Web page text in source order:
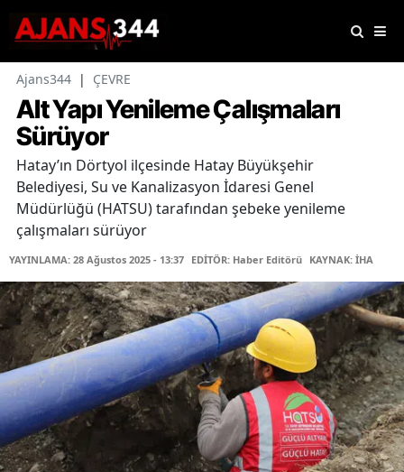
Ajans344 | ÇEVRE
Alt Yapı Yenileme Çalışmaları
Sürüyor
Hatay’ın Dörtyol ilçesinde Hatay Büyükşehir
Belediyesi, Su ve Kanalizasyon İdaresi Genel
Müdürlüğü (HATSU) tarafından şebeke yenileme
çalışmaları sürüyor
YAYINLAMA: 28 Ağustos 2025 - 13:37 EDİTÖR: Haber Editörü KAYNAK: İHA